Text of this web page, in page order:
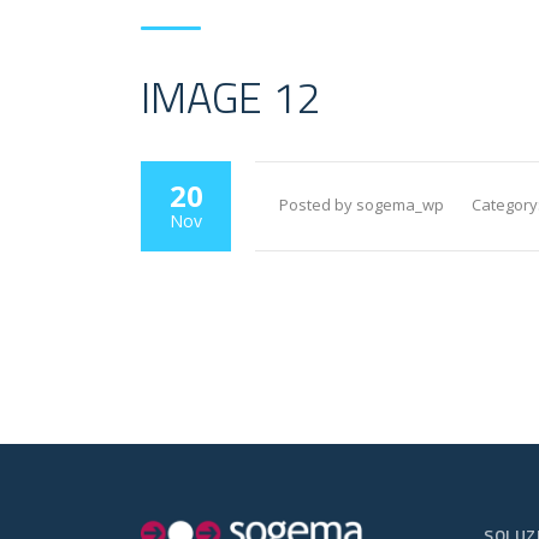
IMAGE 12
20
Nov
Posted by sogema_wp Category: